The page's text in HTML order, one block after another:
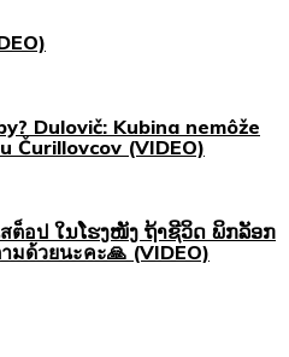
Dulovič: Kubina nemôže
Čurillovcov (VIDEO)
ต็อป ໃນໂຮງໜັງ ຖ້າຊີວິດ ພິກລັອກ
ด้วยนะคะ🙏 (VIDEO)